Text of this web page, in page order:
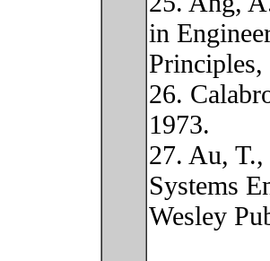
in
26.
1973.
27. Au,
Systems
Wesley